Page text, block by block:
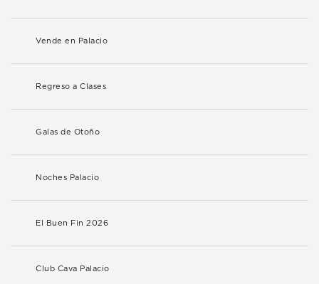
Vende en Palacio
Regreso a Clases
Galas de Otoño
Noches Palacio
El Buen Fin 2026
Club Cava Palacio